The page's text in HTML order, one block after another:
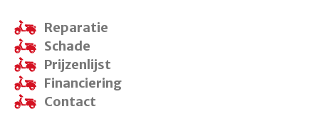
Reparatie
Schade
Prijzenlijst
Financiering
Contact